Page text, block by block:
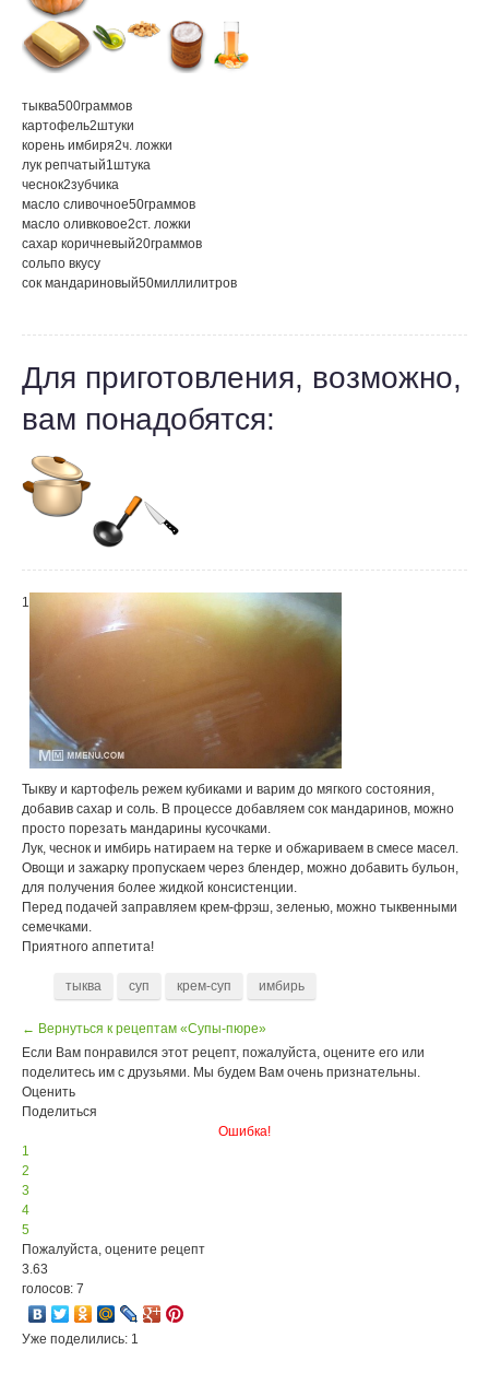
тыква500граммов
картофель2штуки
корень имбиря2ч. ложки
лук репчатый1штука
чеснок2зубчика
масло сливочное50граммов
масло оливковое2ст. ложки
сахар коричневый20граммов
сольпо вкусу
сок мандариновый50миллилитров
Для приготовления, возможно,
вам понадобятся:
1
Тыкву и картофель режем кубиками и варим до мягкого состояния,
добавив сахар и соль. В процессе добавляем сок мандаринов, можно
просто порезать мандарины кусочками.
Лук, чеснок и имбирь натираем на терке и обжариваем в смесе масел.
Овощи и зажарку пропускаем через блендер, можно добавить бульон,
для получения более жидкой консистенции.
Перед подачей заправляем крем-фрэш, зеленью, можно тыквенными
семечками.
Приятного аппетита!
тыква суп крем-суп имбирь
← Вернуться к рецептам «Супы-пюре»
Если Вам понравился этот рецепт, пожалуйста, оцените его или
поделитесь им с друзьями. Мы будем Вам очень признательны.
Оценить
Поделиться
Ошибка!
1
2
3
4
5
Пожалуйста, оцените рецепт
3.63
голосов: 7
Уже поделились: 1